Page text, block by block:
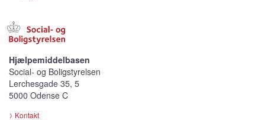
Hjælpemiddelbasen
Social- og Boligstyrelsen
Lerchesgade 35, 5
5000 Odense C
Kontakt